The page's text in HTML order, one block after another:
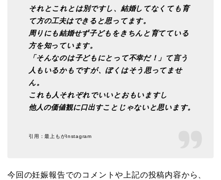
それとこれとは別ですし、結婚してなくても育
て方の工夫はできると思ってます。
周りにも結婚せず子どもをきちんと育てている
方を知っています。
「そんなのは子どもにとって不幸だ！」て言う
人もいるかもですが、ぼくはそう思ってませ
ん。
これも人それぞれでいいとおもいますし
他人の価値観に口出すことじゃないと思います。
引用：最上もがInstagram
今回の妊娠報告でのコメントや上記の投稿内容から、